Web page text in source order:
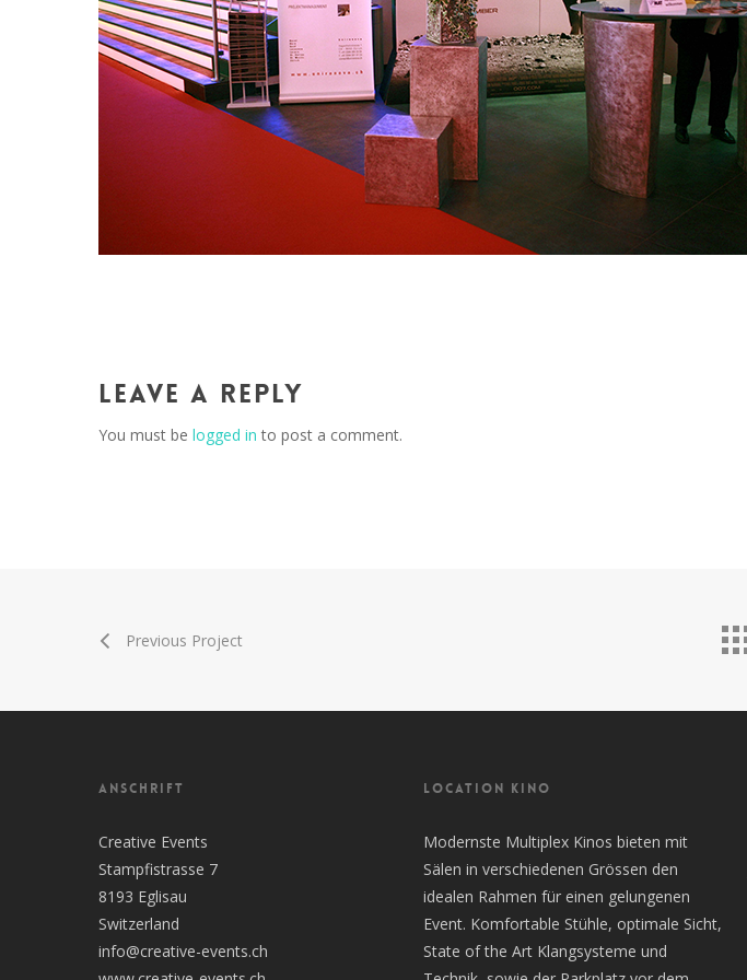
Leave a Reply
You must be logged in to post a comment.
Previous Project
ANSCHRIFT
Creative Events
Stampfistrasse 7
8193 Eglisau
Switzerland
info@creative-events.ch
LOCATION KINO
Modernste Multiplex Kinos bieten mit
Sälen in verschiedenen Grössen den
idealen Rahmen für einen gelungenen
Event. Komfortable Stühle, optimale Sicht,
State of the Art Klangsysteme und